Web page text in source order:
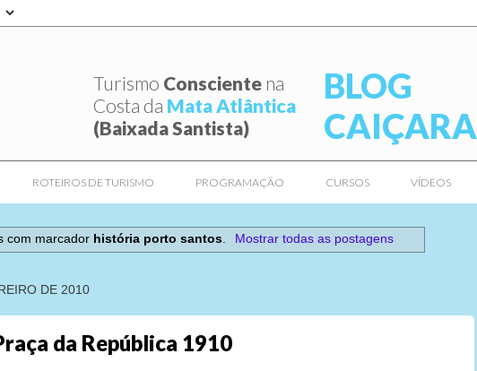
Turismo Consciente na
Costa da Mata Atlântica
(Baixada Santista)
BLOG
CAIÇARA
ROTEIROS DE TURISMO PROGRAMAÇÃO CURSOS VÍDEOS
com marcador história porto santos Mostrar todas as postagens
DE 2010
da República 1910